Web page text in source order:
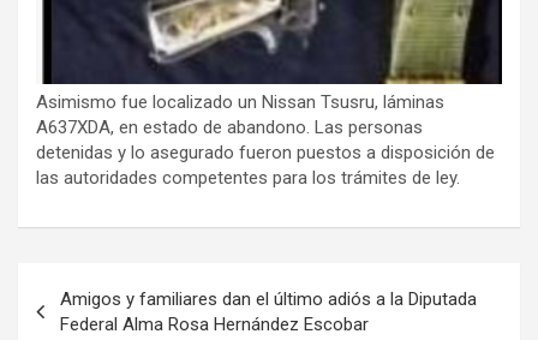
Asimismo fue localizado un Nissan Tsusru, láminas
A637XDA, en estado de abandono. Las personas
detenidas y lo asegurado fueron puestos a disposición de
las autoridades competentes para los trámites de ley.
de
Amigos y familiares dan el último adiós a la Diputada
Federal Alma Rosa Hernández Escobar